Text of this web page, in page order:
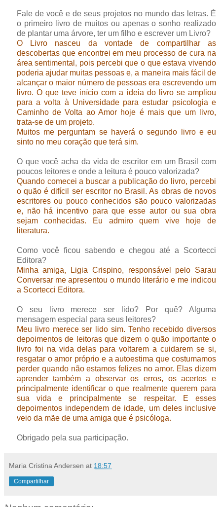
Fale de você e de seus projetos no mundo das letras. É
o primeiro livro de muitos ou apenas o sonho realizado
de plantar uma árvore, ter um filho e escrever um Livro?
O Livro nasceu da vontade de compartilhar as
descobertas que encontrei em meu processo de cura na
área sentimental, pois percebi que o que estava vivendo
poderia ajudar muitas pessoas e, a maneira mais fácil de
alcançar o maior número de pessoas era escrevendo um
livro. O que teve início com a ideia do livro se ampliou
para a volta à Universidade para estudar psicologia e
Caminho de Volta ao Amor hoje é mais que um livro,
trata-se de um projeto.
Muitos me perguntam se haverá o segundo livro e eu
sinto no meu coração que terá sim.
O que você acha da vida de escritor em um Brasil com
poucos leitores e onde a leitura é pouco valorizada?
Quando comecei a buscar a publicação do livro, percebi
o quão é difícil ser escritor no Brasil. As obras de novos
escritores ou pouco conhecidos são pouco valorizadas
e, não há incentivo para que esse autor ou sua obra
sejam conhecidas. Eu admiro quem vive hoje de
literatura.
Como você ficou sabendo e chegou até a Scortecci
Editora?
Minha amiga, Ligia Crispino, responsável pelo Sarau
Conversar me apresentou o mundo literário e me indicou
a Scortecci Editora.
O seu livro merece ser lido? Por quê? Alguma
mensagem especial para seus leitores?
Meu livro merece ser lido sim. Tenho recebido diversos
depoimentos de leitoras que dizem o quão importante o
livro foi na vida delas para voltarem a cuidarem se si,
resgatar o amor próprio e a autoestima que costumamos
perder quando não estamos felizes no amor. Elas dizem
aprender também a observar os erros, os acertos e
principalmente identificar o que realmente querem para
sua vida e principalmente se respeitar. E esses
depoimentos independem de idade, um deles inclusive
veio da mãe de uma amiga que é psicóloga.
Obrigado pela sua participação.
Maria Cristina Andersen at 18:57
Compartilhar